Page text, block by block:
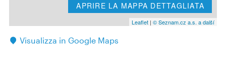
APRIRE LA MAPPA DETTAGLIATA
Leaflet | © Seznam.cz a.s. a další
Visualizza in Google Maps